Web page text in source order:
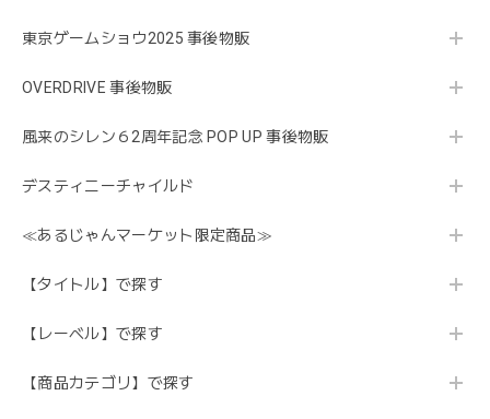
東京ゲームショウ2025 事後物販
OVERDRIVE 事後物販
風来のシレン６2周年記念 POP UP 事後物販
デスティニーチャイルド
≪あるじゃんマーケット限定商品≫
【タイトル】で探す
【レーベル】で探す
【商品カテゴリ】で探す